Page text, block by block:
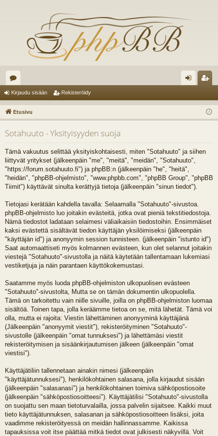
es
ku
st
el
ua
lu
ee
au
du
sä
än
ist
er
dy
Kirjaudu sisään Rekisteröidy
Etusivu
Sotahuuto - Yksityisyyden suoja
Tämä vakuutus selittää yksityiskohtaisesti, miten "Sotahuuto" ja siihen
liittyvät yritykset (jälkeenpäin "me", "meitä", "meidän", "Sotahuuto",
"https://forum.sotahuuto.fi") ja phpBB:n (jälkeenpäin "he", "heitä",
"heidän", "phpBB-ohjelmisto", "www.phpbb.com", "phpBB Group", "phpBB
Tiimit") käyttävät sinulta kerättyjä tietoja (jälkeenpäin "sinun tiedot").
Tietojasi kerätään kahdella tavalla: Selaamalla "Sotahuuto"-sivustoa.
phpBB-ohjelmisto luo joitakin evästeitä, jotka ovat pieniä tekstitiedostoja.
Nämä tiedostot ladataan selaimesi väliaikaisiin tiedostoihin. Ensimmäiset
kaksi evästettä sisältävät tiedon käyttäjän yksilöimiseksi (jälkeenpäin
"käyttäjän id") ja anonyymin session tunnisteen. (jälkeenpäin "istunto id")
Saat automaattiseti myös kolmannen evästeen, kun olet selannut joitakin
viestejä "Sotahuuto"-sivustolla ja näitä käytetään tallentamaan lukemiasi
vestiketjuja ja näin parantaen käyttökokemustasi.
Saatamme myös luoda phpBB-ohjelmiston ulkopuolisen evästeen
"Sotahuuto"-sivustolta, Mutta se on tämän dokumentin ulkopuolella.
Tämä on tarkoitettu vain niille sivuille, joilla on phpBB-ohjelmiston luomaa
sisältöä. Toinen tapa, jolla keräämme tietoa on se, mitä lähetät. Tämä voi
olla, mutta ei rajoita: Viestin lähettäminen anonyyminä käyttäjänä
(Jälkeenpäin "anonyymit viestit"), rekisteröityminen "Sotahuuto"-
sivustolle (jälkeenpäin "omat tunnuksesi") ja lähettämäsi viestit
rekisteröitymisen ja sisäänkirjautumisen jälkeen (jälkeenpäin "omat
viestisi").
Käyttäjätiliin tallennetaan ainakin nimesi (jälkeenpäin
"käyttäjätunnuksesi"), henkilökohtainen salasana, jolla kirjaudut sisään
(jälkeenpäin "salasanasi") ja henkilökohtainen toimiva sähköpostiosoite
(jälkeenpäin "sähköpostiosoitteesi"). Käyttäjätilisi "Sotahuuto"-sivustolla
on suojattu sen maan tietoturvalailla, jossa palvelin sijaitsee. Kaikki muut
tieto käyttäjätunnuksen, salasanan ja sähköpostiosoitteen lisäksi, joita
vaadimme rekisteröityessä on meidän hallinnassamme. Kaikissa
tapauksissa voit itse päättää mitkä tiedot ovat julkisesti näkyvillä. Voit